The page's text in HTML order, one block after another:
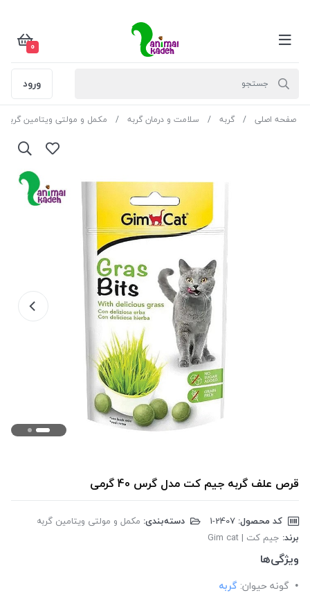
0
ورود
صفحه اصلی گربه سلامت و درمان گربه مکمل و مولتی ویتامین گربه
قرص علف گربه جیم کت مدل گرس 40 گرمی
کد محصول: دسته‌بندی: مکمل و مولتی ویتامین گربه
برند: جیم کت | Gim cat
ویژگی‌ها
گونه حیوان: گربه